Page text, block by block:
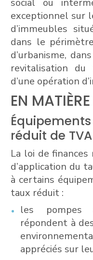
social ou
exceptionnel sur
d’immeubles
dans le
d’urbanisme,
revitalisation
d’une opération
EN
réduit de TVA
La loi de
d’application du
à certains
taux réduit :
les pompes
répondent à
appréciés sur